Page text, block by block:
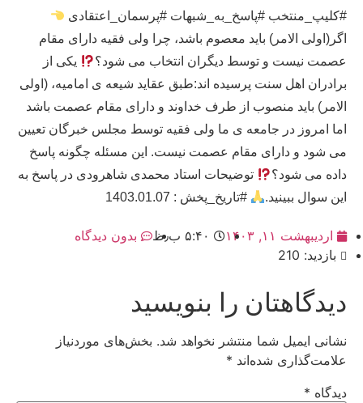
#کلیپ_منتخب #پاسخ_به_شبهات #پرسمان_اعتقادی
اگر(اولی الامر) باید معصوم باشد، چرا ولی فقیه دارای مقام
عصمت نیست و توسط دیگران انتخاب می شود؟
یکی از
برادران اهل سنت پرسیده اند:طبق عقاید شیعه ی امامیه، (اولی
الامر) باید منصوب از طرف خداوند و دارای مقام عصمت باشد
اما امروز در جامعه ی ما ولی فقیه توسط مجلس خبرگان تعیین
می شود و دارای مقام عصمت نیست. این مسئله چگونه پاسخ
داده می شود؟
توضیحات استاد محمدی شاهرودی در پاسخ به
این سوال ببینید.
#تاریخ_پخش : 1403.01.07
اردیبهشت ۱۱, ۱۴۰۳ ۵:۴۰ ب٫ظ
بدون دیدگاه
بازدید: 210
دیدگاهتان را بنویسید
نشانی ایمیل شما منتشر نخواهد شد. بخش‌های موردنیاز
علامت‌گذاری شده‌اند *
دیدگاه *